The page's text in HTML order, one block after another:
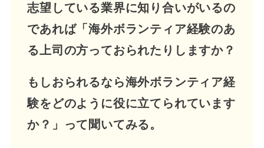
志望している業界に知り合いがいるの
であれば「海外ボランティア経験のあ
る上司の方っておられたりしますか？
もしおられるなら海外ボランティア経
験をどのように役に立てられています
か？」って聞いてみる。